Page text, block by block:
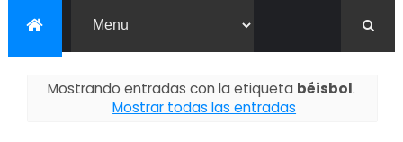
Mostrando entradas con la etiqueta béisbol.
Mostrar todas las entradas